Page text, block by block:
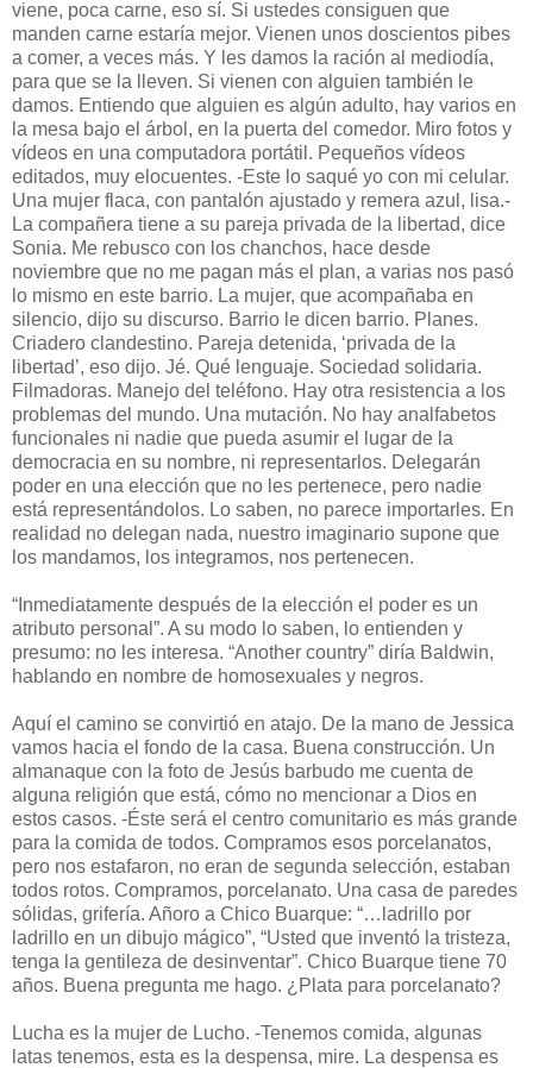
viene, poca carne, eso sí. Si ustedes consiguen que
manden carne estaría mejor. Vienen unos doscientos pibes
a comer, a veces más. Y les damos la ración al mediodía,
para que se la lleven. Si vienen con alguien también le
damos. Entiendo que alguien es algún adulto, hay varios en
la mesa bajo el árbol, en la puerta del comedor. Miro fotos y
vídeos en una computadora portátil. Pequeños vídeos
editados, muy elocuentes. -Este lo saqué yo con mi celular.
Una mujer flaca, con pantalón ajustado y remera azul, lisa.-
La compañera tiene a su pareja privada de la libertad, dice
Sonia. Me rebusco con los chanchos, hace desde
noviembre que no me pagan más el plan, a varias nos pasó
lo mismo en este barrio. La mujer, que acompañaba en
silencio, dijo su discurso. Barrio le dicen barrio. Planes.
Criadero clandestino. Pareja detenida, ‘privada de la
libertad’, eso dijo. Jé. Qué lenguaje. Sociedad solidaria.
Filmadoras. Manejo del teléfono. Hay otra resistencia a los
problemas del mundo. Una mutación. No hay analfabetos
funcionales ni nadie que pueda asumir el lugar de la
democracia en su nombre, ni representarlos. Delegarán
poder en una elección que no les pertenece, pero nadie
está representándolos. Lo saben, no parece importarles. En
realidad no delegan nada, nuestro imaginario supone que
los mandamos, los integramos, nos pertenecen.
“Inmediatamente después de la elección el poder es un
atributo personal”. A su modo lo saben, lo entienden y
presumo: no les interesa. “Another country” diría Baldwin,
hablando en nombre de homosexuales y negros.
Aquí el camino se convirtió en atajo. De la mano de Jessica
vamos hacia el fondo de la casa. Buena construcción. Un
almanaque con la foto de Jesús barbudo me cuenta de
alguna religión que está, cómo no mencionar a Dios en
estos casos. -Éste será el centro comunitario es más grande
para la comida de todos. Compramos esos porcelanatos,
pero nos estafaron, no eran de segunda selección, estaban
todos rotos. Compramos, porcelanato. Una casa de paredes
sólidas, grifería. Añoro a Chico Buarque: “…ladrillo por
ladrillo en un dibujo mágico”, “Usted que inventó la tristeza,
tenga la gentileza de desinventar”. Chico Buarque tiene 70
años. Buena pregunta me hago. ¿Plata para porcelanato?
Lucha es la mujer de Lucho. -Tenemos comida, algunas
latas tenemos, esta es la despensa, mire. La despensa es